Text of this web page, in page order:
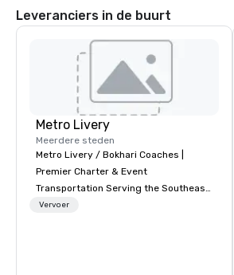
Leveranciers in de buurt
Metro Livery
Meerdere steden
Metro Livery / Bokhari Coaches |
Premier Charter & Event
Transportation Serving the Southeast
with Style, Comfort & Reliability
Vervoer